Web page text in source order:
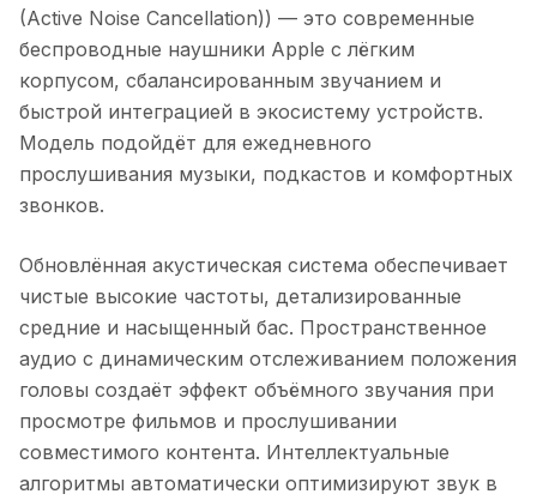
(Active Noise Cancellation)) — это современные
беспроводные наушники Apple с лёгким
корпусом, сбалансированным звучанием и
быстрой интеграцией в экосистему устройств.
Модель подойдёт для ежедневного
прослушивания музыки, подкастов и комфортных
звонков.
Обновлённая акустическая система обеспечивает
чистые высокие частоты, детализированные
средние и насыщенный бас. Пространственное
аудио с динамическим отслеживанием положения
головы создаёт эффект объёмного звучания при
просмотре фильмов и прослушивании
совместимого контента. Интеллектуальные
алгоритмы автоматически оптимизируют звук в